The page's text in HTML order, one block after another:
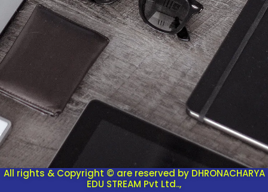
All rights & Copyright © are reserved by DHRONACHARYA
EDU STREAM Pvt Ltd..,